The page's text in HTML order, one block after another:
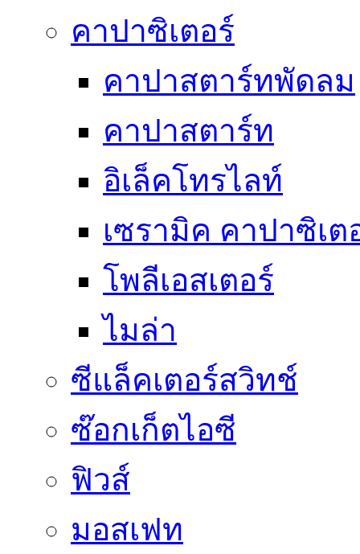
คาปาซิเตอร์
คาปาสตาร์ทพัดลม
คาปาสตาร์ท
อิเล็คโทรไลท์
เซรามิค คาปาซิเต
โพลีเอสเตอร์
ไมล่า
ซีแล็คเตอร์สวิทช์
ซ๊อกเก็ตไอซี
ฟิวส์
มอสเฟท